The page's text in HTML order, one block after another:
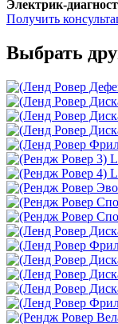
Электрик-диагност
Получить
Выбрать